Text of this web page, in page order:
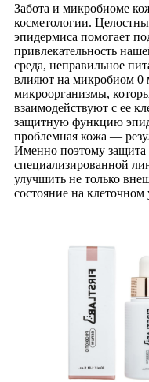
Забота и микробиоме
косметологии.
эпидермиса помогает
привлекательность
среда, неправильное
влияют на микробиом 0
микроорганизмы,
взаимодействуют с ее
защитную функцию
проблемная кожа —
Именно поэтому
специализированной
улучшить не только
состояние на клеточном